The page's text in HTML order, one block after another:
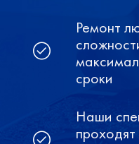
Ремонт
сроки
Наши